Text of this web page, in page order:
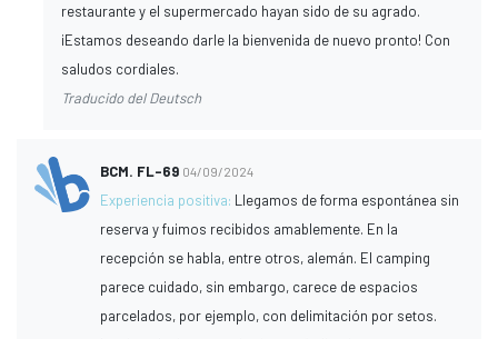
restaurante y el supermercado hayan sido de su agrado.
¡Estamos deseando darle la bienvenida de nuevo pronto! Con
saludos cordiales.
Traducido del Deutsch
BCM. FL-69 04/09/2024
Experiencia positiva: Llegamos de forma espontánea sin
reserva y fuimos recibidos amablemente. En la
recepción se habla, entre otros, alemán. El camping
parece cuidado, sin embargo, carece de espacios
parcelados, por ejemplo, con delimitación por setos.